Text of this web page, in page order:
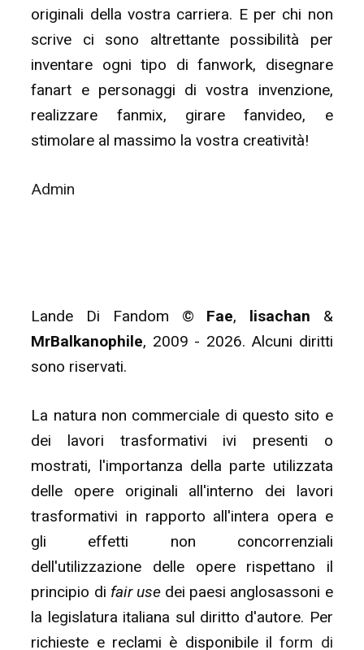
originali della vostra carriera. E per chi non
scrive ci sono altrettante possibilità per
inventare ogni tipo di fanwork, disegnare
fanart e personaggi di vostra invenzione,
realizzare fanmix, girare fanvideo, e
stimolare al massimo la vostra creatività!
Admin
Lande Di Fandom © Fae, lisachan &
MrBalkanophile, 2009 - 2026. Alcuni diritti
sono riservati.
La natura non commerciale di questo sito e
dei lavori trasformativi ivi presenti o
mostrati, l'importanza della parte utilizzata
delle opere originali all'interno dei lavori
trasformativi in rapporto all'intera opera e
gli effetti non concorrenziali
dell'utilizzazione delle opere rispettano il
principio di fair usedei paesi anglosassoni e
la legislatura italiana sul diritto d'autore. Per
richieste e reclami è disponibile ilform di